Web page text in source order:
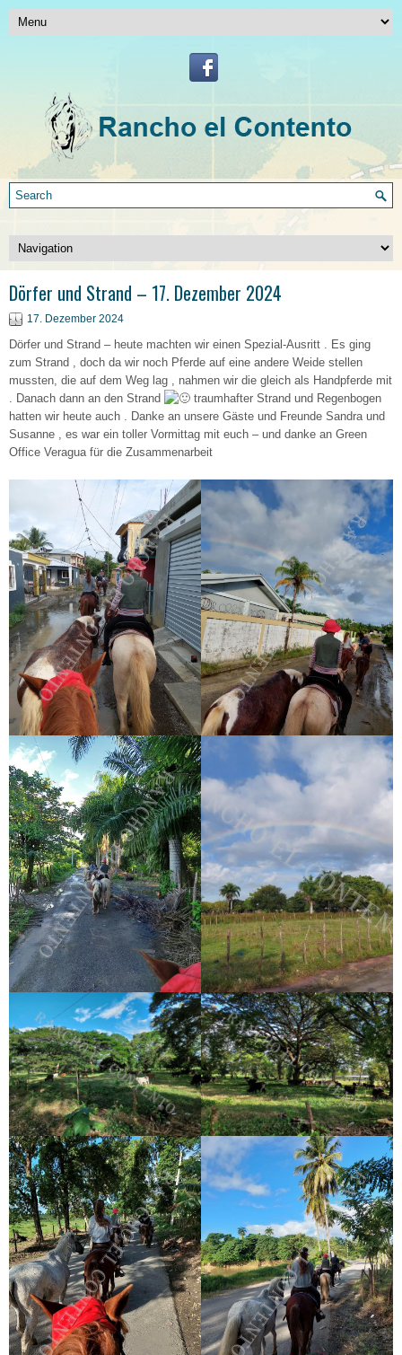
Dörfer und Strand – 17. Dezember 2024
17. Dezember 2024
Dörfer und Strand – heute machten wir einen Spezial-Ausritt . Es ging
zum Strand , doch da wir noch Pferde auf eine andere Weide stellen
mussten, die auf dem Weg lag , nahmen wir die gleich als Handpferde mit
. Danach dann an den Strand
traumhafter Strand und Regenbogen
hatten wir heute auch . Danke an unsere Gäste und Freunde Sandra und
Susanne , es war ein toller Vormittag mit euch – und danke an Green
Office Veragua für die Zusammenarbeit